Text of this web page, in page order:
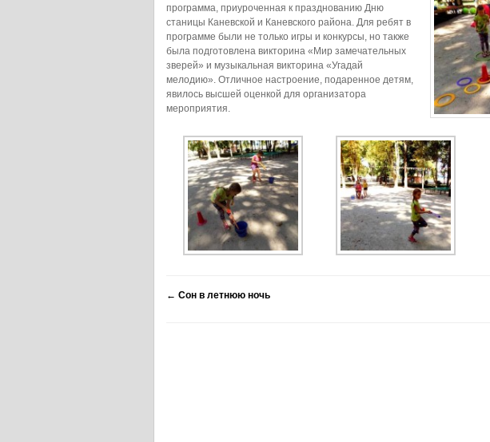
программа, приуроченная к празднованию Дню
станицы Каневской и Каневского района. Для ребят в
программе были не только игры и конкурсы, но также
была подготовлена викторина «Мир замечательных
зверей» и музыкальная викторина «Угадай
мелодию». Отличное настроение, подаренное детям,
явилось высшей оценкой для организатора
мероприятия.
← Сон в летнюю ночь